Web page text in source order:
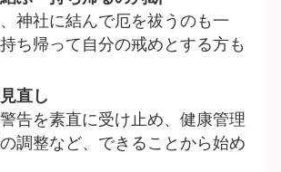
神社に結んで厄を祓うのも一
ち帰って自分の戒めとする方も
直し
告を素直に受け止め、健康管理
調整など、できることから始め